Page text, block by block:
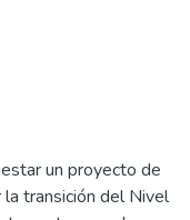
un proyecto de
transición del Nivel